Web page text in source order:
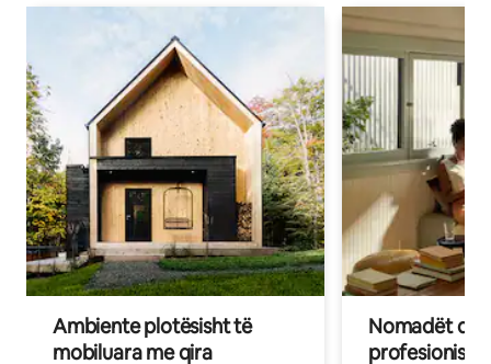
Ambiente plotësisht të
mobiluara me qira
Nomadët